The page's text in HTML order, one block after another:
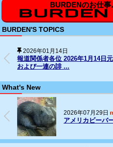
BURDEN'S TOPICS
2026年01月14日
報道関係者各位 2026年1月14日
および一連の誹 ...
What's New
2026年07月29日
アメリカビーバ